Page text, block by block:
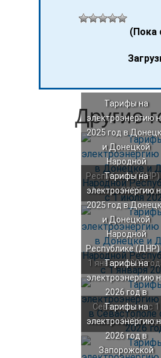
(Пока
Другие
Тарифы на
электроэнергию
2025 год в
и Донецкой
Народной
Республике (ДНР)
1 июля 2025 года
Тарифы на
электроэнергию
2025 год в
и Донецкой
Народной
Республике (ДНР)
1 января 2025
Тарифы на
электроэнергию
2026 год в
Севастополе с 1
января 2026
Тарифы на
электроэнергию
2026 год в
Запорожской